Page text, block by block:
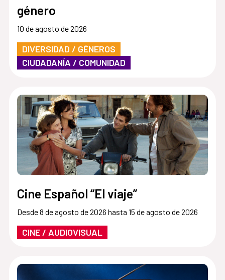
género
10 de agosto de 2026
DIVERSIDAD / GÉNEROS
CIUDADANÍA / COMUNIDAD
Cine Español “El viaje”
Desde 8 de agosto de 2026 hasta 15 de agosto de 2026
CINE / AUDIOVISUAL